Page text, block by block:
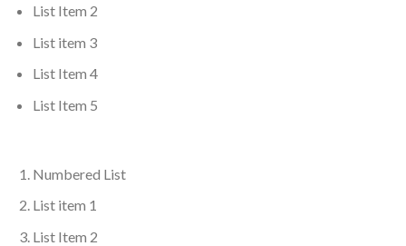
List Item 2
List item 3
List Item 4
List Item 5
Numbered List
List item 1
List Item 2